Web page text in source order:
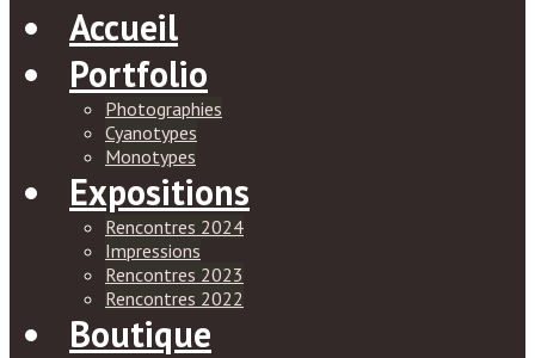
Accueil
Portfolio
Photographies
Cyanotypes
Monotypes
Expositions
Rencontres 2024
Impressions
Rencontres 2023
Rencontres 2022
Boutique